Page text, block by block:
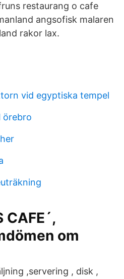
restaurang o cafe
angsofisk malaren
rakor lax.
vid egyptiska tempel
örebro
CAFE´,
om
,servering , disk ,